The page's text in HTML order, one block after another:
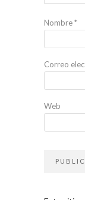
Nombre*
Correo
Web